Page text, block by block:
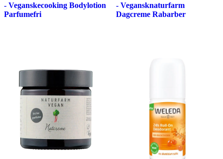
- Veganskecooking Bodylotion
Parfumefri
- Vegansknaturfarm
Dagcreme Rabarber